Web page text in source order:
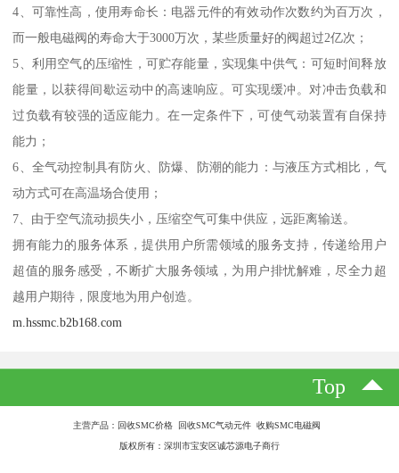
4、可靠性高，使用寿命长：电器元件的有效动作次数约为百万次，
而一般电磁阀的寿命大于3000万次，某些质量好的阀超过2亿次；
5、利用空气的压缩性，可贮存能量，实现集中供气：可短时间释放
能量，以获得间歇运动中的高速响应。可实现缓冲。对冲击负载和
过负载有较强的适应能力。在一定条件下，可使气动装置有自保持
能力；
6、全气动控制具有防火、防爆、防潮的能力：与液压方式相比，气
动方式可在高温场合使用；
7、由于空气流动损失小，压缩空气可集中供应，远距离输送。
拥有能力的服务体系，提供用户所需领域的服务支持，传递给用户
超值的服务感受，不断扩大服务领域，为用户排忧解难，尽全力超
越用户期待，限度地为用户创造。
m.hssmc.b2b168.com
Top
主营产品：回收SMC价格 回收SMC气动元件 收购SMC电磁阀
版权所有：深圳市宝安区诚芯源电子商行